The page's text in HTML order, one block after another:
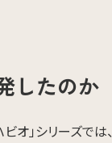
したのか
オ」シリーズ